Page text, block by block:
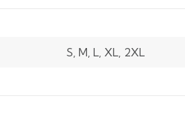
S, M, L, XL, 2XL